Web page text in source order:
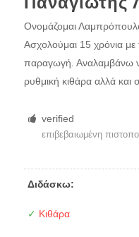
Ονομάζομαι
Ασχολούμαι 15 χρόνια με
παραγωγή. Αναλαμβάνω
ρυθμική κιθάρα αλλά και
verified
επιβεβαιωμένη
Διδάσκω:
✓ Κιθάρα